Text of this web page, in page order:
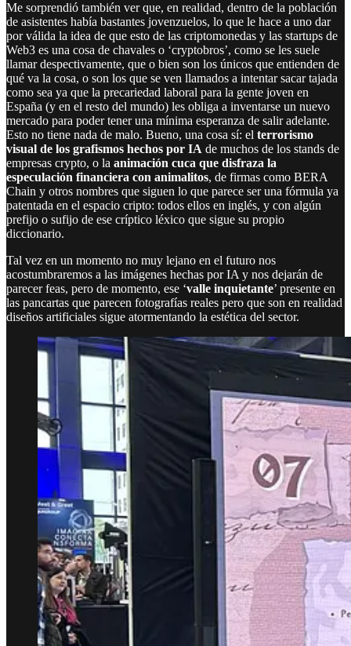
Me sorprendió también ver que, en realidad, dentro de la población
de asistentes había bastantes jovenzuelos, lo que le hace a uno dar
por válida la idea de que esto de las criptomonedas y las startups de
Web3 es una cosa de chavales o ‘cryptobros’, como se les suele
llamar despectivamente, que o bien son los únicos que entienden de
qué va la cosa, o son los que se ven llamados a intentar sacar tajada
como sea ya que la precariedad laboral para la gente joven en
España (y en el resto del mundo) les obliga a inventarse un nuevo
mercado para poder tener una mínima esperanza de salir adelante.
Esto no tiene nada de malo. Bueno, una cosa sí: el terrorismo
visual de los grafismos hechos por IA de muchos de los stands de
empresas crypto, o la animación cuca que disfraza la
especulación financiera con animalitos, de firmas como BERA
Chain y otros nombres que siguen lo que parece ser una fórmula ya
patentada en el espacio cripto: todos ellos en inglés, y con algún
prefijo o sufijo de ese críptico léxico que sigue su propio
diccionario.
Tal vez en un momento no muy lejano en el futuro nos
acostumbraremos a las imágenes hechas por IA y nos dejarán de
parecer feas, pero de momento, ese ‘valle inquietante’ presente en
las pancartas que parecen fotografías reales pero que son en realidad
diseños artificiales sigue atormentando la estética del sector.